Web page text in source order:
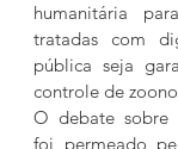
humanitária
tratadas com
pública seja
controle de
O debate sobre
foi permeado